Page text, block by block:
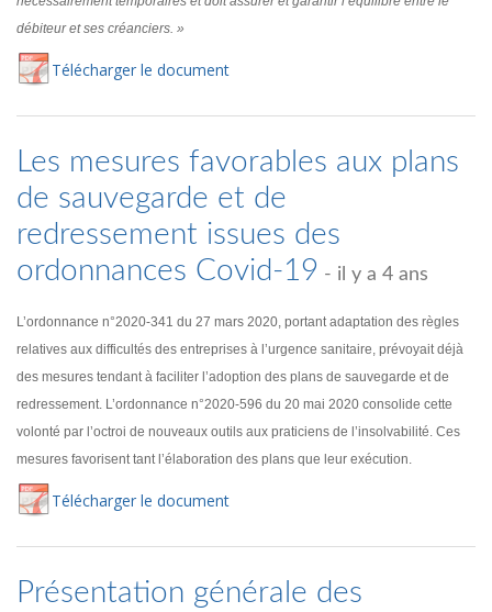
débiteur et ses créanciers. »
Télécharger le document
Les mesures favorables aux plans
de sauvegarde et de
redressement issues des
ordonnances Covid-19 - il y a 4 ans
L’ordonnance n°2020-341 du 27 mars 2020, portant adaptation des règles
relatives aux difficultés des entreprises à l’urgence sanitaire, prévoyait déjà
des mesures tendant à faciliter l’adoption des plans de sauvegarde et de
redressement. L’ordonnance n°2020-596 du 20 mai 2020 consolide cette
volonté par l’octroi de nouveaux outils aux praticiens de l’insolvabilité. Ces
mesures favorisent tant l’élaboration des plans que leur exécution.
Télécharger le document
Présentation générale des